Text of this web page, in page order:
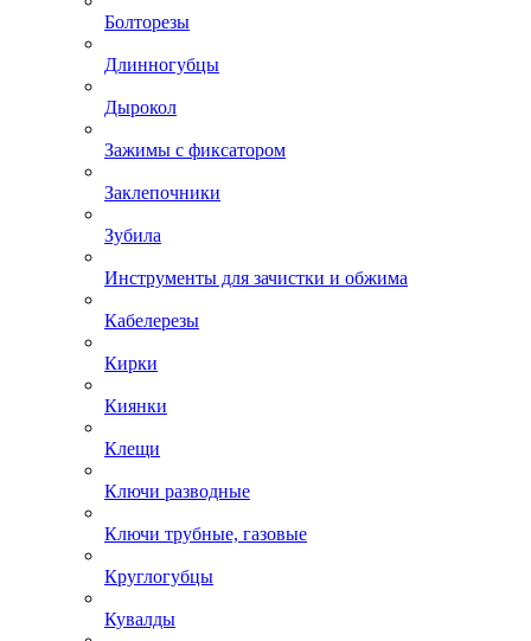
Болторезы
Длинногубцы
Дырокол
Зажимы с фиксатором
Заклепочники
Зубила
Инструменты для зачистки и обжима
Кабелерезы
Кирки
Киянки
Клещи
Ключи разводные
Ключи трубные, газовые
Круглогубцы
Кувалды